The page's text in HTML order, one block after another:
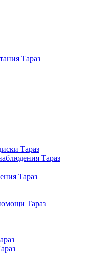
Тараз
Тараз
Тараз
Тараз
Тараз